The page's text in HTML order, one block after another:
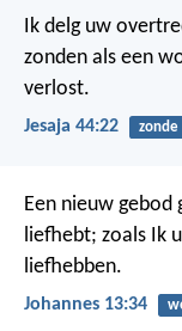
Ik delg uw
zonden als een
verlost.
Jesaja 44:22 zonde
Een nieuw gebod
liefhebt; zoals Ik
liefhebben.
Johannes 13:34